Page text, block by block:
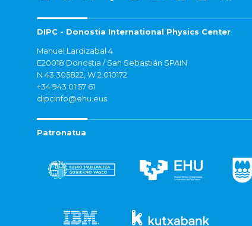
DIPC - Donostia International Physics Center
Manuel Lardizabal 4
E20018 Donostia / San Sebastián SPAIN
N 43.305822, W 2.010172
+34 943 01 57 61
dipcinfo@ehu.eus
Patronatua